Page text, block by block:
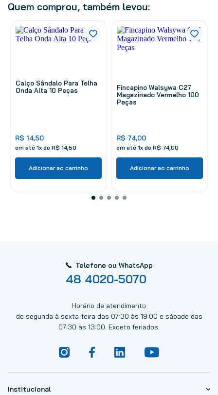
Quem comprou, também levou:
Calço Sândalo Para Telha
Onda Alta 10 Peças
R$ 14,50
em até 1x de R$ 14,50
Adicionar ao carrinho
Fincapino Walsywa C27
Magazinado Vermelho 100
Peças
R$ 74,00
em até 1x de R$ 74,00
Adicionar ao carrinho
Telefone ou WhatsApp
48 4020-5070
Horário de atendimento
de segunda à sexta-feira das 07:30 às 19:00 e sábado das
07:30 às 13:00. Exceto feriados.
Institucional